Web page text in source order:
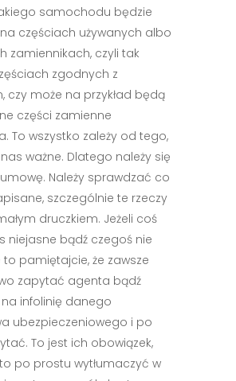
samochodu będzie
częściach używanych albo
zamiennikach, czyli tak
zgodnych z
czy może na przykład będą
części zamienne
To wszystko zależy od tego,
ważne. Dlatego należy się
Należy sprawdzać co
szczególnie te rzeczy
druczkiem. Jeżeli coś
niejasne bądź czegoś nie
pamiętajcie, że zawsze
zapytać agenta bądź
infolinię danego
ubezpieczeniowego i po
To jest ich obowiązek,
po prostu wytłumaczyć w